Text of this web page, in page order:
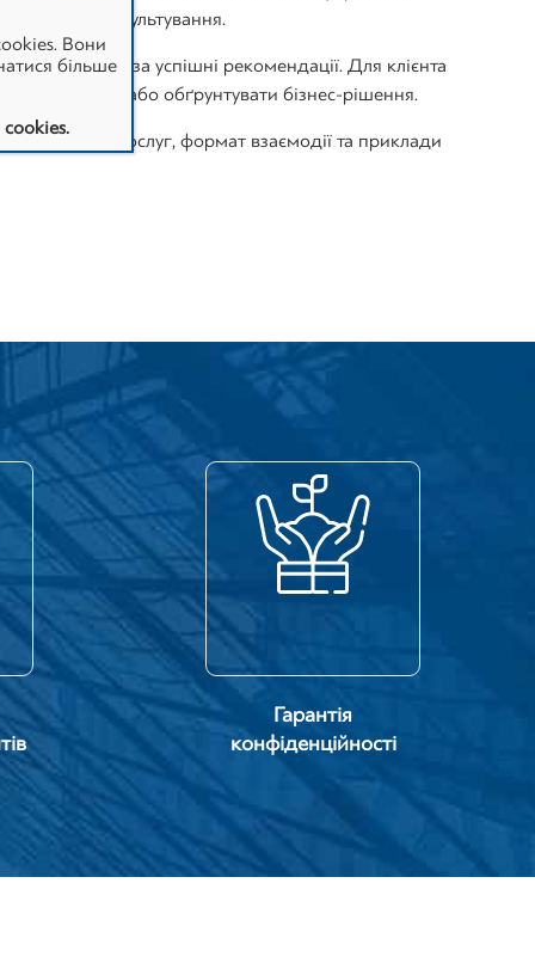
консультування.
винагороду за успішні рекомендації. Для клієнта
фінанси або обґрунтувати бізнес-рішення.
напрями послуг, формат взаємодії та приклади
Гарантія
конфіденційності
Вони
більше